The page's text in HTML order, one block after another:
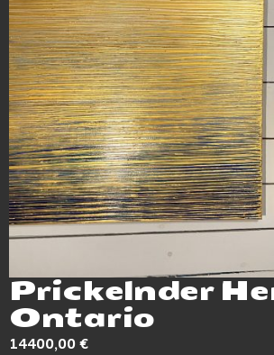
Prickelnder
Ontario
14400,00€